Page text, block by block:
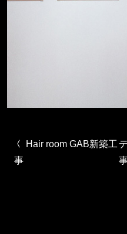
投稿ナビゲー
Hair room GAB新築工
事